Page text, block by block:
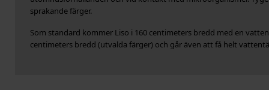
sprakande färger.
Som standard kommer Liso i 160 centimeters bredd med en
centimeters bredd (utvalda färger) och går även att få helt